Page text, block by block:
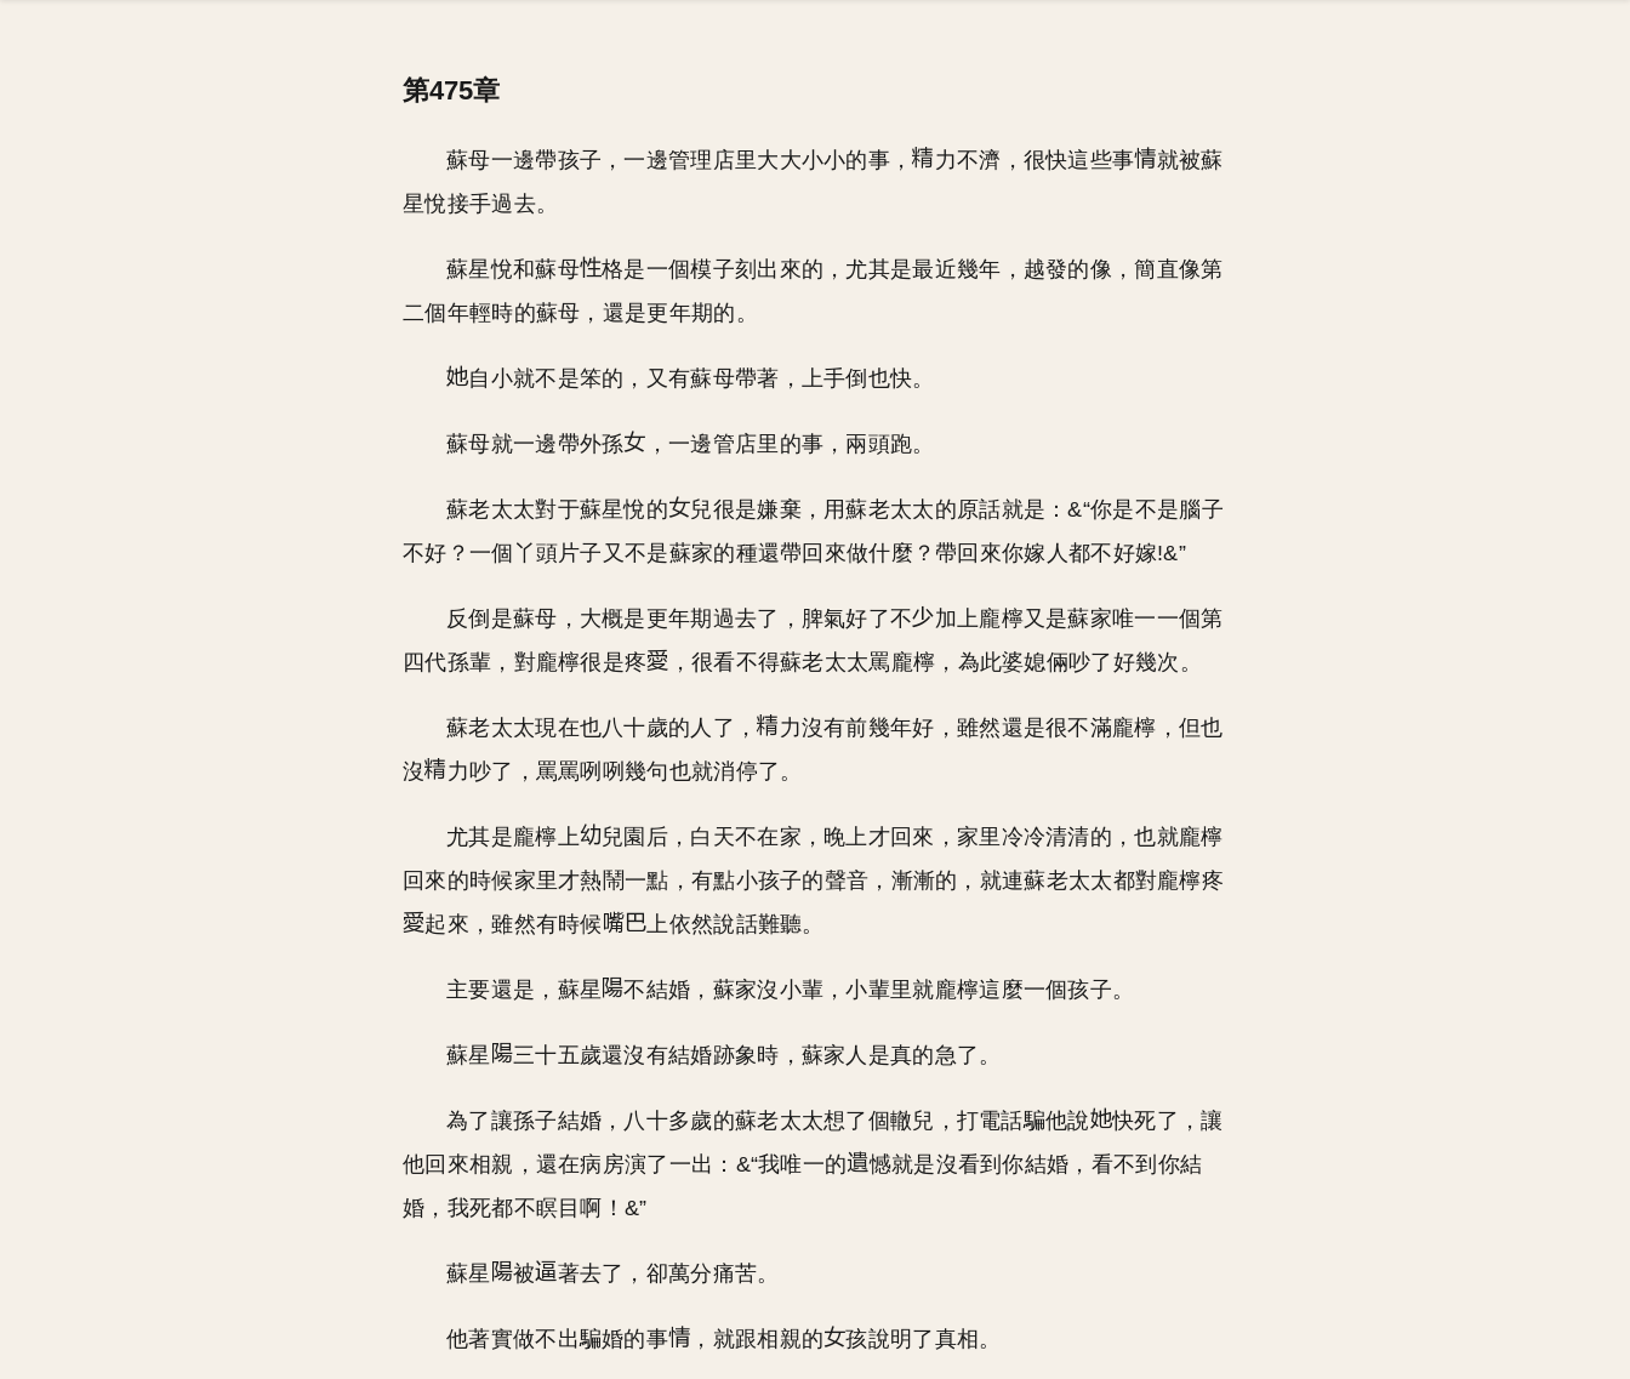
第475章
蘇母一邊帶孩子，一邊管理店里大大小小的事， 力不濟，很快這些事
就被蘇
星悅接手過去。
蘇星悅和蘇母
格是一個模子刻出來的，尤其是最近幾年，越發的像，簡直像第
二個年輕時的蘇母，還是更年期的。
自小就不是笨的，又有蘇母帶著，上手倒也快。
蘇母就一邊帶外孫 ，一邊管店里的事，兩頭跑。
蘇老太太對于蘇星悅的
兒很是嫌棄，用蘇老太太的原話就是：&“你是不是腦子
不好？一個丫頭片子又不是蘇家的種還帶回來做什麼？帶回來你嫁人都不好嫁!&”
反倒是蘇母，大概是更年期過去了，脾氣好了不
加上龐檸又是蘇家唯一一個第
四代孫輩，對龐檸很是疼
，很看不得蘇老太太罵龐檸，為此婆媳倆吵了好幾次。
蘇老太太現在也八十歲的人了，
力沒有前幾年好，雖然還是很不滿龐檸，但也
沒
力吵了，罵罵咧咧幾句也就消停了。
尤其是龐檸上
兒園后，白天不在家，晚上才回來，家里冷冷清清的，也就龐檸
回來的時候家里才熱鬧一點，有點小孩子的聲音，漸漸的，就連蘇老太太都對龐檸疼
起來，雖然有時候
上依然說話難聽。
主要還是，蘇星 不結婚，蘇家沒小輩，小輩里就龐檸這麼一個孩子。
蘇星 三十五歲還沒有結婚跡象時，蘇家人是真的急了。
為了讓孫子結婚，八十多歲的蘇老太太想了個轍兒，打電話騙他說
快死了，讓
他回來相親，還在病房演了一出：&“我唯一的
憾就是沒看到你結婚，看不到你結
婚，我死都不瞑目啊！&”
蘇星 被 著去了，卻萬分痛苦。
他著實做不出騙婚的事 ，就跟相親的 孩說明了真相。